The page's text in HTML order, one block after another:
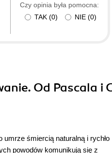
Czy opinia była pomocna:
TAK (0) NIE (0)
Od Pascala i
śmiercią naturalną i rychło
powodów komunikują się z